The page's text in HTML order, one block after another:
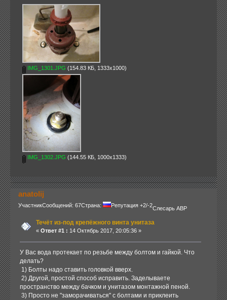
IMG_1301.JPG (154.83 КБ, 1333x1000)
IMG_1302.JPG (144.55 КБ, 1000x1333)
anatolij
УчастникСообщений: 67Страна: Репутация +2/-2Слесарь АВР
Течёт из-под крепёжного винта унитаза
« Ответ #1 : 14 Октябрь 2017, 20:05:36 »
У Вас вода протекает по резьбе между болтом и гайкой. Что
делать?
1) Болты надо ставить головкой вверх.
2) Другой, простой способ исправить. Заделываете
пространство между бачком и унитазом монтажной пеной.
3) Просто не "заморачиваться" с болтами и приклеить